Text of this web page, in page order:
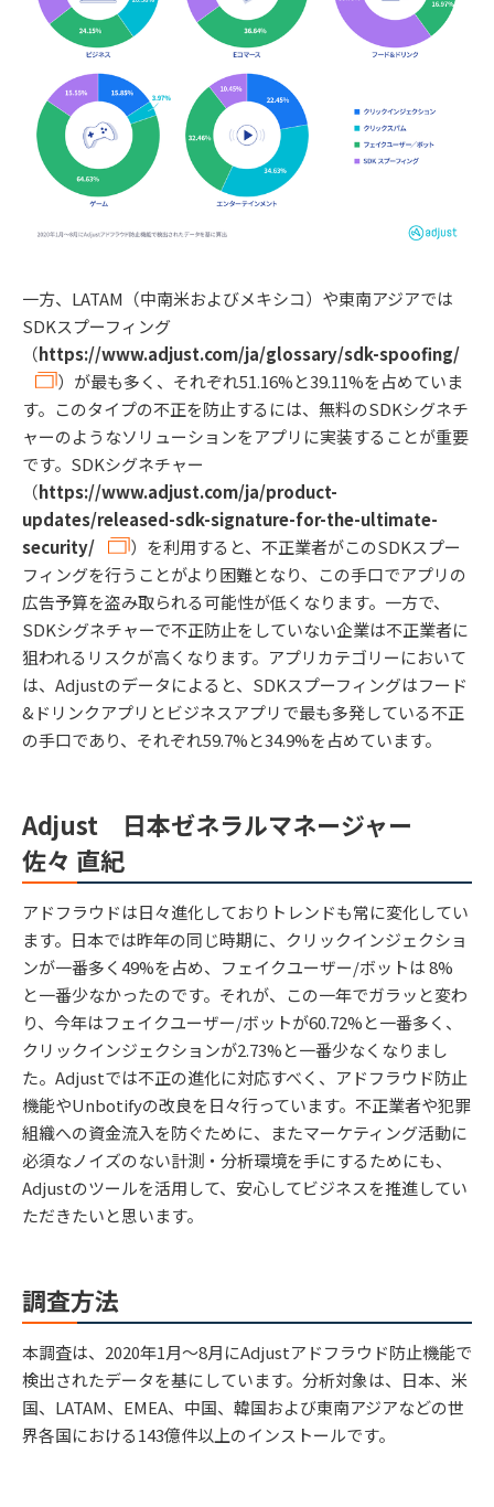
一方、LATAM（中南米およびメキシコ）や東南アジアでは
SDKスプーフィング
（https://www.adjust.com/ja/glossary/sdk-spoofing/
）が最も多く、それぞれ51.16%と39.11%を占めていま
す。このタイプの不正を防止するには、無料のSDKシグネチ
ャーのようなソリューションをアプリに実装することが重要
です。SDKシグネチャー
（https://www.adjust.com/ja/product-
updates/released-sdk-signature-for-the-ultimate-
security/
）を利用すると、不正業者がこのSDKスプー
フィングを行うことがより困難となり、この手口でアプリの
広告予算を盗み取られる可能性が低くなります。一方で、
SDKシグネチャーで不正防止をしていない企業は不正業者に
狙われるリスクが高くなります。アプリカテゴリーにおいて
は、Adjustのデータによると、SDKスプーフィングはフード
&ドリンクアプリとビジネスアプリで最も多発している不正
の手口であり、それぞれ59.7%と34.9%を占めています。
Adjust 日本ゼネラルマネージャー
佐々 直紀
アドフラウドは日々進化しておりトレンドも常に変化してい
ます。日本では昨年の同じ時期に、クリックインジェクショ
ンが一番多く49%を占め、フェイクユーザー/ボットは 8%
と一番少なかったのです。それが、この一年でガラッと変わ
り、今年はフェイクユーザー/ボットが60.72%と一番多く、
クリックインジェクションが2.73%と一番少なくなりまし
た。Adjustでは不正の進化に対応すべく、アドフラウド防止
機能やUnbotifyの改良を日々行っています。不正業者や犯罪
組織への資金流入を防ぐために、またマーケティング活動に
必須なノイズのない計測・分析環境を手にするためにも、
Adjustのツールを活用して、安心してビジネスを推進してい
ただきたいと思います。
調査方法
本調査は、2020年1月〜8月にAdjustアドフラウド防止機能で
検出されたデータを基にしています。分析対象は、日本、米
国、LATAM、EMEA、中国、韓国および東南アジアなどの世
界各国における143億件以上のインストールです。